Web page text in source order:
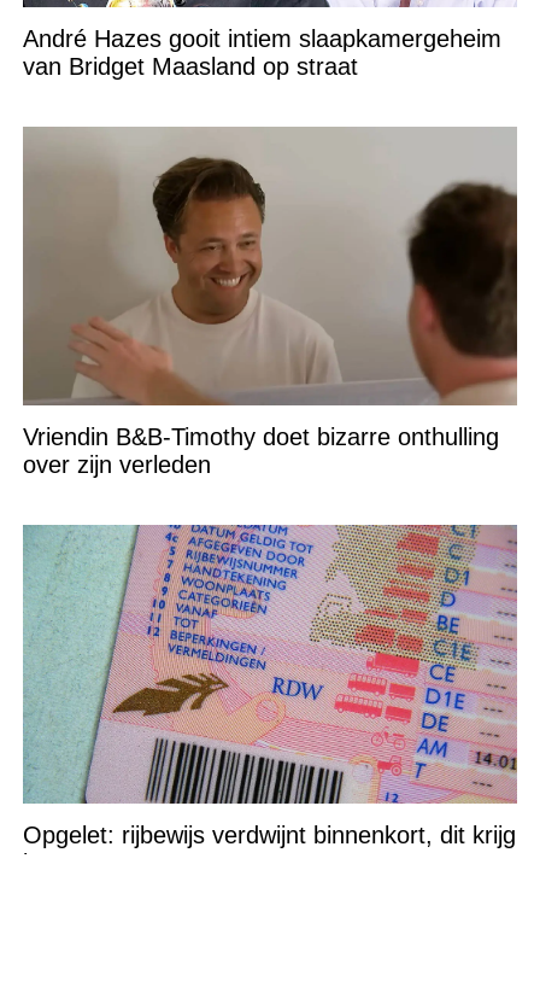
André Hazes gooit intiem slaapkamergeheim
van Bridget Maasland op straat
Vriendin B&B-Timothy doet bizarre onthulling
over zijn verleden
Opgelet: rijbewijs verdwijnt binnenkort, dit krijg
je ervoor terug…